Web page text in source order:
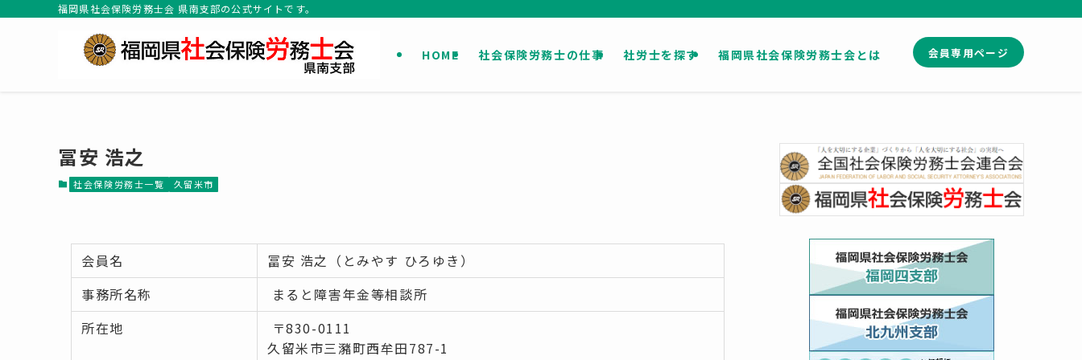
福岡県社会保険労務士会 県南支部の公式サイトです。
HOME 社会保険労務士の仕事 社労士を探す 福岡県社会保険労務士会とは 会員専用ページ
冨安 浩之
社会保険労務士一覧 久留米市
会員名
冨安 浩之（とみやす ひろゆき）
事務所名称
まると障害年金等相談所
所在地
〒830-0111
久留米市三瀦町西牟田787-1